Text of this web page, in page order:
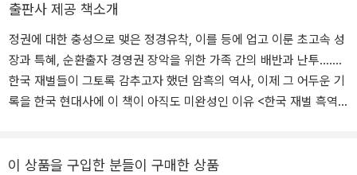
과 가치 있는 행복을 물려주고 싶다는 소박한 꿈을 갖고 있다. 《화폐
의 종말》은 돈의 의미가 흔들리고 있는 지금, 우리가 알던 화폐의 역
사는 끝났음을 선고하는 이야기로 시작해, 화폐가 탄생한 과거의 시
점으로 거꾸로 거슬러 오른다. 새로운 화폐의 시대를 맞이하기에 앞
서 우리는 ‘화폐란 무엇인가’라는 근본적 질문 앞에 서 있다. 기자 시
를 모으기도 했다. 지은 책으로는 《인스타그램은 왜 공짜일까?》 《나
출판사 제공 책소개
정권에 대한 충성으로 맺은 정경유착, 이를 등에 업고 이룬 초고속 성
장과 특혜, 순환출자 경영권 장악을 위한 가족 간의 배반과 난투…….
한국 재벌들이 그토록 감추고자 했던 암흑의 역사, 이제 그 어두운 기
록을 한국 현대사에 이 책이 아직도 미완성인 이유 <한국 재벌 흑역
(하)권 출간과 동시에 개정증보판으로 다시 독자들께 선을 보인다.
이 상품을 구입한 분들이 구매한 상품